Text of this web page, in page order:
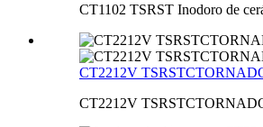
CT1102 TSRST Inodoro de
CT2212V
CT2212V TSRSTCTORNADO